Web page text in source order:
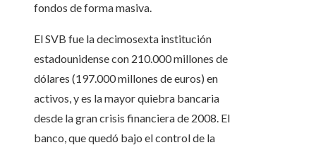
fondos de forma masiva.
El SVB fue la decimosexta institución
estadounidense con 210.000 millones de
dólares (197.000 millones de euros) en
activos, y es la mayor quiebra bancaria
desde la gran crisis financiera de 2008. El
banco, que quedó bajo el control de la